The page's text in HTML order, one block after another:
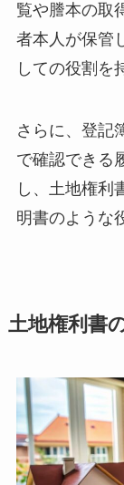
覧や謄本の取
者本人が保管
しての役割を
さらに、登記
で確認できる
し、土地権利
明書のような
土地権利書